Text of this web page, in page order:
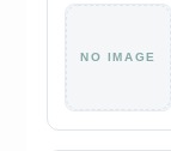
NO IMAGE